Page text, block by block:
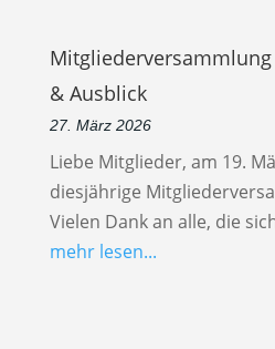
Mitgliederversammlung
& Ausblick
27. März 2026
Liebe Mitglieder, am 19.
diesjährige
Vielen Dank an alle, die
mehr lesen...